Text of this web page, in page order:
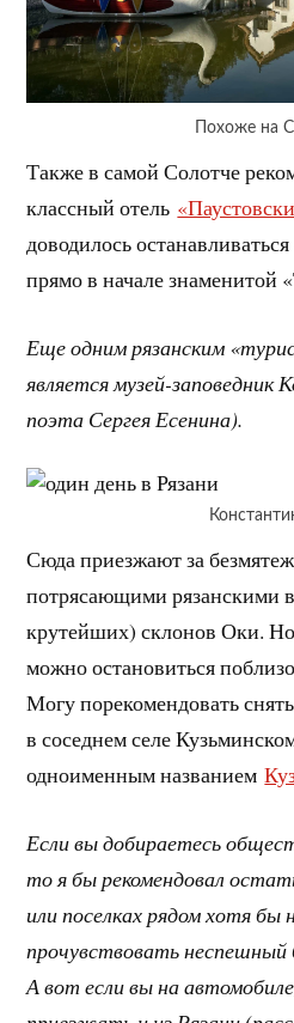
Похоже на
Также в самой Солотче
классный отель
доводилось
прямо в начале знаменитой
Еще одним рязанским
является музей-
поэта Сергея Есенина).
Сюда приезжают за
потрясающими рязанскими
крутейших) склонов Оки.
можно остановиться
Могу порекомендовать
в соседнем селе
одноименным названием
Если вы добираетесь
то я бы рекомендовал
или поселках рядом хотя бы
прочувствовать
А вот если вы на